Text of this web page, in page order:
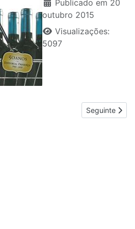
Publicado em 20
outubro 2015
Visualizações:
5097
Amante de las Frutas Exóticas
Artigo
Seguinte